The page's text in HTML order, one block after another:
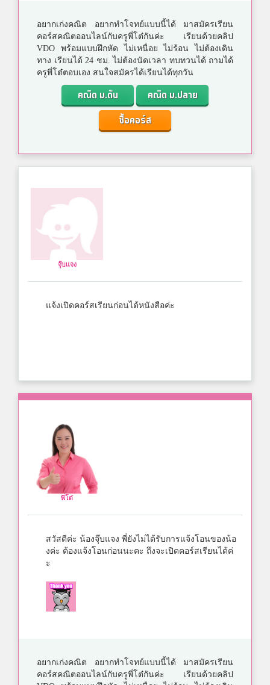
อยากเก่งคณิต อยากทำโจทย์แบบนี้ได้ มาสมัครเรียน
คอร์สคณิตออนไลน์กับครูพี่โต๋กันค่ะ เรียนด้วยคลิป
VDO พร้อมแบบฝึกหัด ไม่เหนื่อย ไม่ร้อน ไม่ต้องเดิน
ทาง เรียนได้ 24 ชม. ไม่ต้องนัดเวลา ทบทวนได้ ถามได้
ครูพี่โต๋ตอบเอง สนใจสมัครได้เรียนได้ทุกวัน
คณิต ม.ต้น
คณิต ม.ปลาย
ซื้อคอร์ส
จุ๊บแจง
แจ้งเปิดคอร์สเรียนก่อนได้หนังสือค่ะ
พี่โต๋
สวัสดีค่ะ น้องจุ๊บแจง พี่ยังไม่ได้รับการแจ้งโอนของน้อ
งค่ะ ต้องแจ้งโอนก่อนนะคะ ถึงจะเปิดคอร์สเรียนได้ค่
ะ
อยากเก่งคณิต อยากทำโจทย์แบบนี้ได้ มาสมัครเรียน
คอร์สคณิตออนไลน์กับครูพี่โต๋กันค่ะ เรียนด้วยคลิป